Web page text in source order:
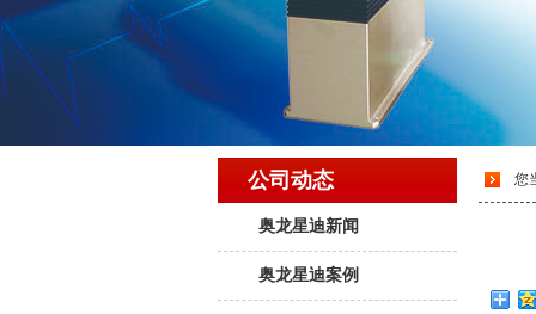
公司动态
奥龙星迪新闻
奥龙星迪案例
您